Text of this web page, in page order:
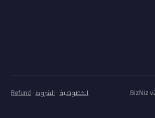
BizNiz الخصوصية·الشروط·
Refund